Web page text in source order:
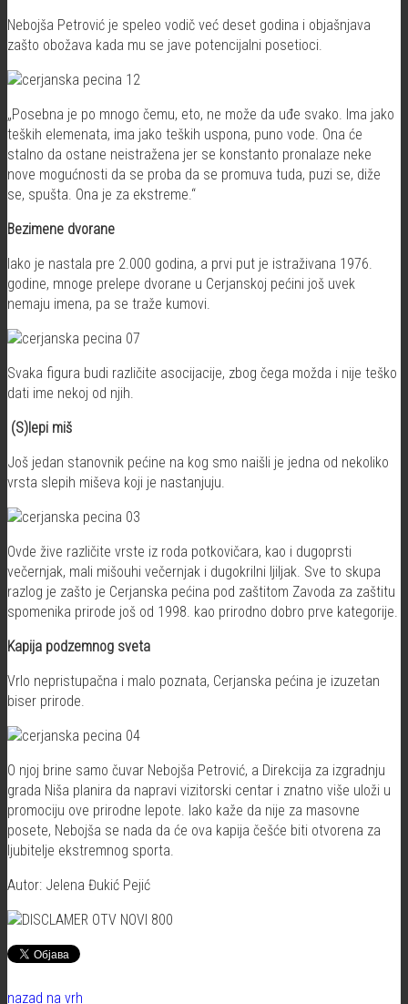
Nebojša Petrović je speleo vodič već deset godina i objašnjava
zašto obožava kada mu se jave potencijalni posetioci.
„Posebna je po mnogo čemu, eto, ne može da uđe svako. Ima jako
teških elemenata, ima jako teških uspona, puno vode. Ona će
stalno da ostane neistražena jer se konstanto pronalaze neke
nove mogućnosti da se proba da se promuva tuda, puzi se, diže
se, spušta. Ona je za ekstreme.“
Bezimene dvorane
Iako je nastala pre 2.000 godina, a prvi put je istraživana 1976.
godine, mnoge prelepe dvorane u Cerjanskoj pećini još uvek
nemaju imena, pa se traže kumovi.
Svaka figura budi različite asocijacije, zbog čega možda i nije teško
dati ime nekoj od njih.
(S)lepi miš
Još jedan stanovnik pećine na kog smo naišli je jedna od nekoliko
vrsta slepih miševa koji je nastanjuju.
Ovde žive različite vrste iz roda potkovičara, kao i dugoprsti
večernjak, mali mišouhi večernjak i dugokrilni ljiljak. Sve to skupa
razlog je zašto je Cerjanska pećina pod zaštitom Zavoda za zaštitu
spomenika prirode još od 1998. kao prirodno dobro prve kategorije.
Kapija podzemnog sveta
Vrlo nepristupačna i malo poznata, Cerjanska pećina je izuzetan
biser prirode.
O njoj brine samo čuvar Nebojša Petrović, a Direkcija za izgradnju
grada Niša planira da napravi vizitorski centar i znatno više uloži u
promociju ove prirodne lepote. Iako kaže da nije za masovne
posete, Nebojša se nada da će ova kapija češće biti otvorena za
ljubitelje ekstremnog sporta.
Autor: Jelena Đukić Pejić
nazad na vrh